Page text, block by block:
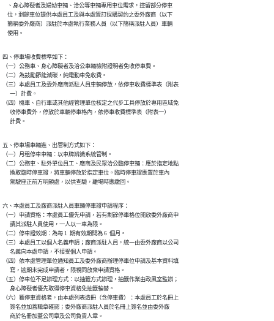
    、身心障礙者及婦幼車輛、洽公等車輛專用車位需求，控留部分停車
    位，剩餘車位提供本處員工及與本處簽訂採購契約之委外廠商（以下
    簡稱委外廠商）派駐於本處執行業務人員（以下簡稱派駐人員）車輛
    使用。
四、停車場收費標準如下：
（一）公務車、身心障礙者及洽公車輛檢附證明者免收停車費。
（二）為鼓勵節能減碳，純電動車免收費。
（三）本處員工及委外廠商派駐人員車輛停放，依停車收費標準表（附表
      一）計費。
（四）機車、自行車或其他經管理單位核定之代步工具停放於專用區域免
      收停車費外，停放於車輛停車格內，依停車收費標準表（附表一）
      計費。
五、停車場車輛進、出管制方式如下：
（一）月租停車車輛：以車牌辨識系統管制。
（二）公務車、駐外單位員工、廠商及民眾洽公臨停車輛：應於指定地點
      換取臨時停車證，將車輛停放於指定車位。臨時停車證應置於車內
      駕駛座正前方明顯處，以供查驗，離場時應繳回。
六、本處員工及廠商派駐人員車輛停車證申請程序：
（一）申請資格：本處員工優先申請，若有剩餘停車格位開放委外廠商申
      請其派駐人員使用，一人以一車為限。
（二）停車證效期：為每 1  期有效期間為 6  個月。
（三）本處員工以個人名義申請；廠商派駐人員，統一由委外廠商以公司
      名義向本處申請，不接受個人申請。
（四）依本處管理單位通知員工及委外廠商辦理停車位申請及基本資料填
      寫，逾期未完成申請者，限視同放棄申請資格。
（五）停車位不足辦理方式：以抽籤方式辦理，抽籤作業由政風室監辦；
      身心障礙者優先取得停車資格免抽籤輪替。
（六）獲停車資格者，由本處列表造冊（含停車費）：本處員工於名冊上
      簽名並加蓋職章確認；委外廠商派駐人員於名冊上簽名並由委外廠
      商於名冊加蓋公司章及公司負責人章。